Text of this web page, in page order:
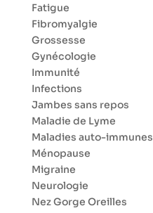
Fatigue
Fibromyalgie
Grossesse
Gynécologie
Immunité
Infections
Jambes sans repos
Maladie de Lyme
Maladies auto-immunes
Ménopause
Migraine
Neurologie
Nez Gorge Oreilles